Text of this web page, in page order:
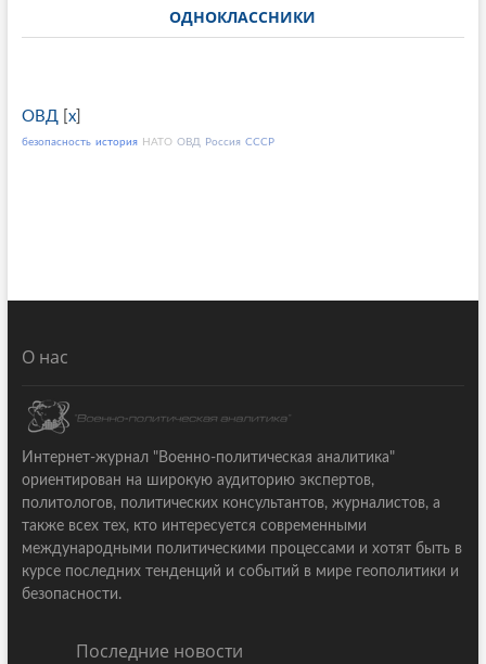
ОДНОКЛАССНИКИ
ОВД x]
безопасность история НАТО ОВД Россия СССР
О нас
Интернет-журнал "Военно-политическая аналитика"
ориентирован на широкую аудиторию экспертов,
политологов, политических консультантов, журналистов, а
также всех тех, кто интересуется современными
международными политическими процессами и хотят быть в
курсе последних тенденций и событий в мире геополитики и
безопасности.
Последние новости